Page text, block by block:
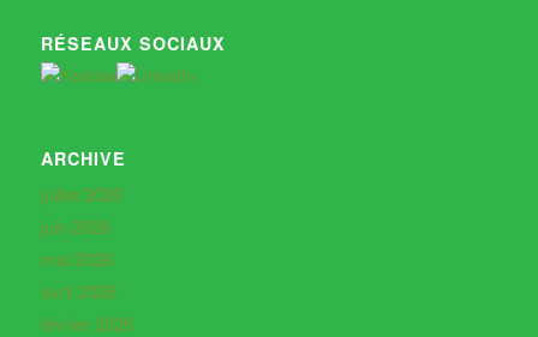
RÉSEAUX SOCIAUX
ARCHIVE
juillet 2026
juin 2026
mai 2026
avril 2026
février 2026